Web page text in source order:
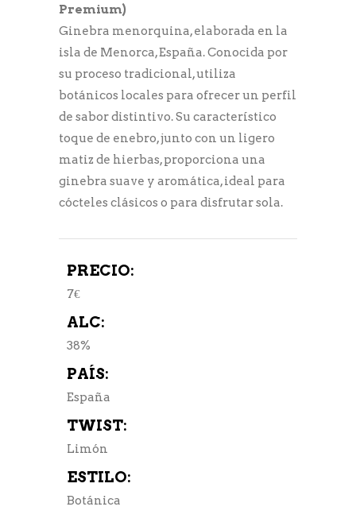
Premium)
Ginebra menorquina, elaborada en la
isla de Menorca, España. Conocida por
su proceso tradicional, utiliza
botánicos locales para ofrecer un perfil
de sabor distintivo. Su característico
toque de enebro, junto con un ligero
matiz de hierbas, proporciona una
ginebra suave y aromática, ideal para
cócteles clásicos o para disfrutar sola.
PRECIO:
7€
ALC:
38%
PAÍS:
España
TWIST:
Limón
ESTILO:
Botánica